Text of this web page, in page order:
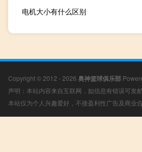
电机大小有什么区别
Copyright © 2012 - 2026 奥神篮球俱乐部
声明：本站内容来自互联网，如信息有错误可发
本站仅为个人兴趣爱好，不接盈利性广告及商业